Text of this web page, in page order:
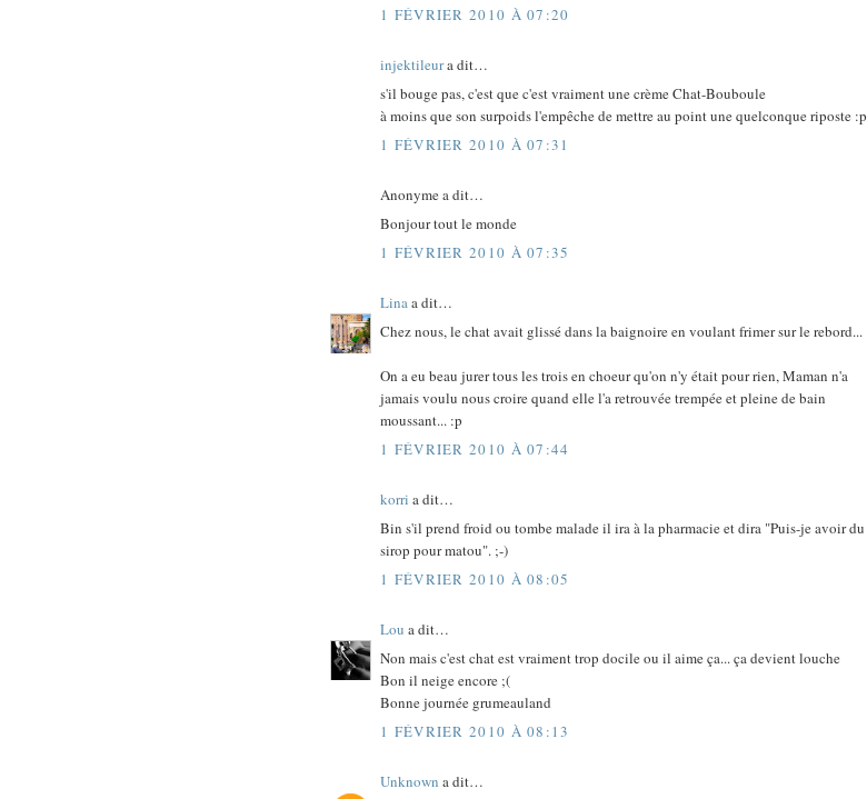
1 FÉVRIER 2010 À 07:20
injektileura dit…
s'il bouge pas, c'est que c'est vraiment une crème Chat-Bouboule
à moins que son surpoids l'empêche de mettre au point une quelconque riposte :p
1 FÉVRIER 2010 À 07:31
Anonyme a dit…
Bonjour tout le monde
1 FÉVRIER 2010 À 07:35
Linaa dit…
Chez nous, le chat avait glissé dans la baignoire en voulant frimer sur le rebord...
On a eu beau jurer tous les trois en choeur qu'on n'y était pour rien, Maman n'a
jamais voulu nous croire quand elle l'a retrouvée trempée et pleine de bain
moussant... :p
1 FÉVRIER 2010 À 07:44
korri a dit…
Bin s'il prend froid ou tombe malade il ira à la pharmacie et dira "Puis-je avoir du
sirop pour matou". ;-)
1 FÉVRIER 2010 À 08:05
Lou a dit…
Non mais c'est chat est vraiment trop docile ou il aime ça... ça devient louche
Bon il neige encore ;(
Bonne journée grumeauland
1 FÉVRIER 2010 À 08:13
Unknown a dit…